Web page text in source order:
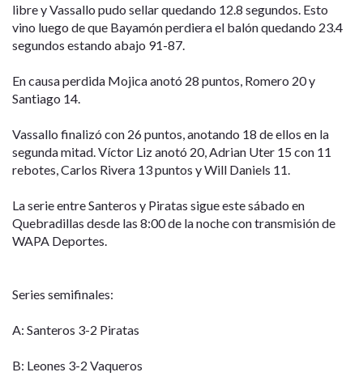
libre y Vassallo pudo sellar quedando 12.8 segundos. Esto
vino luego de que Bayamón perdiera el balón quedando 23.4
segundos estando abajo 91-87.
En causa perdida Mojica anotó 28 puntos, Romero 20 y
Santiago 14.
Vassallo finalizó con 26 puntos, anotando 18 de ellos en la
segunda mitad. Víctor Liz anotó 20, Adrian Uter 15 con 11
rebotes, Carlos Rivera 13 puntos y Will Daniels 11.
La serie entre Santeros y Piratas sigue este sábado en
Quebradillas desde las 8:00 de la noche con transmisión de
WAPA Deportes.
Series semifinales:
A: Santeros 3-2 Piratas
B: Leones 3-2 Vaqueros